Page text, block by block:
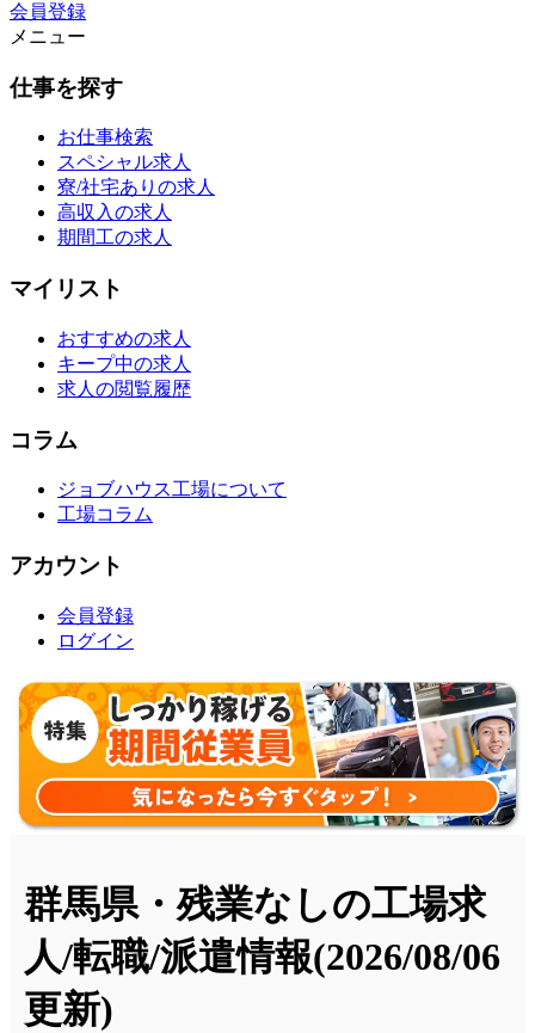
会員登録
メニュー
仕事を探す
お仕事検索
スペシャル求人
寮/社宅ありの求人
高収入の求人
期間工の求人
マイリスト
おすすめの求人
キープ中の求人
求人の閲覧履歴
コラム
ジョブハウス工場について
工場コラム
アカウント
会員登録
ログイン
群馬県・残業なしの工場求
人/転職/派遣情報(2026/08/06
更新)